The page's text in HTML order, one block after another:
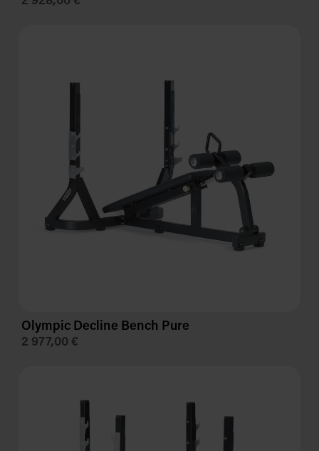
Olympic Decline Bench Pure
2 977,00 €